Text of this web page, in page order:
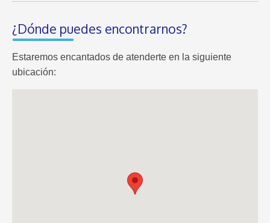
¿Dónde puedes encontrarnos?
Estaremos encantados de atenderte en la siguiente
ubicación: